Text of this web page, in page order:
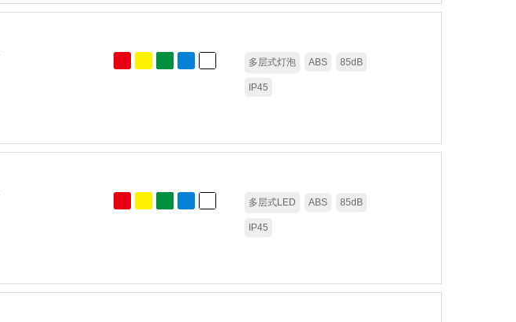
多层式灯泡 ABS 85dB
IP45
多层式LED ABS 85dB
IP45